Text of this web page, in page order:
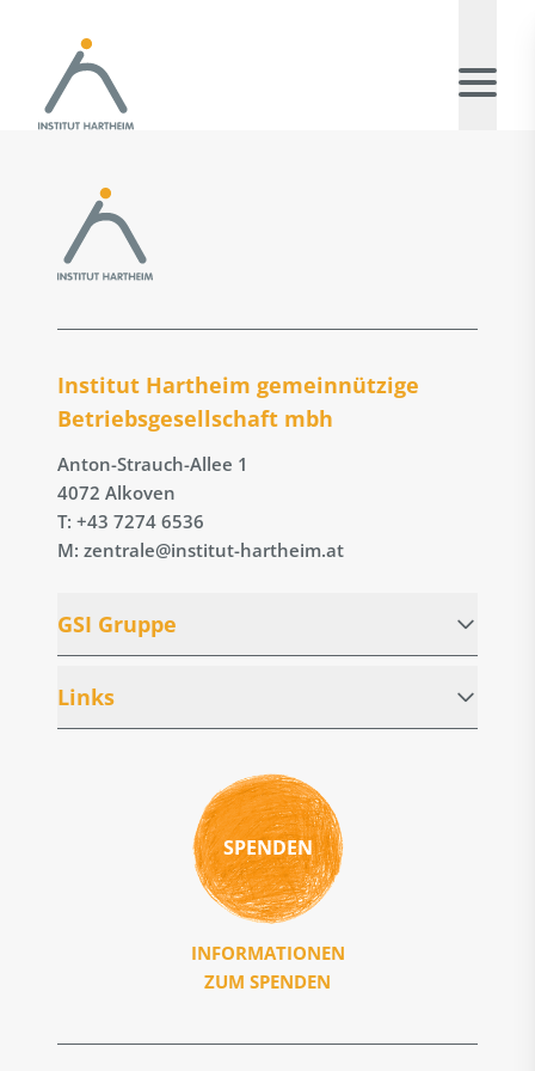
Institut Hartheim gemeinnützige
Betriebs­gesellschaft mbh
Anton-Strauch-Allee 1
4072 Alkoven
T: +43 7274 6536
M: zentrale@institut-hartheim.at
GSI Gruppe
Links
SPENDEN
INFORMATIONEN
ZUM SPENDEN